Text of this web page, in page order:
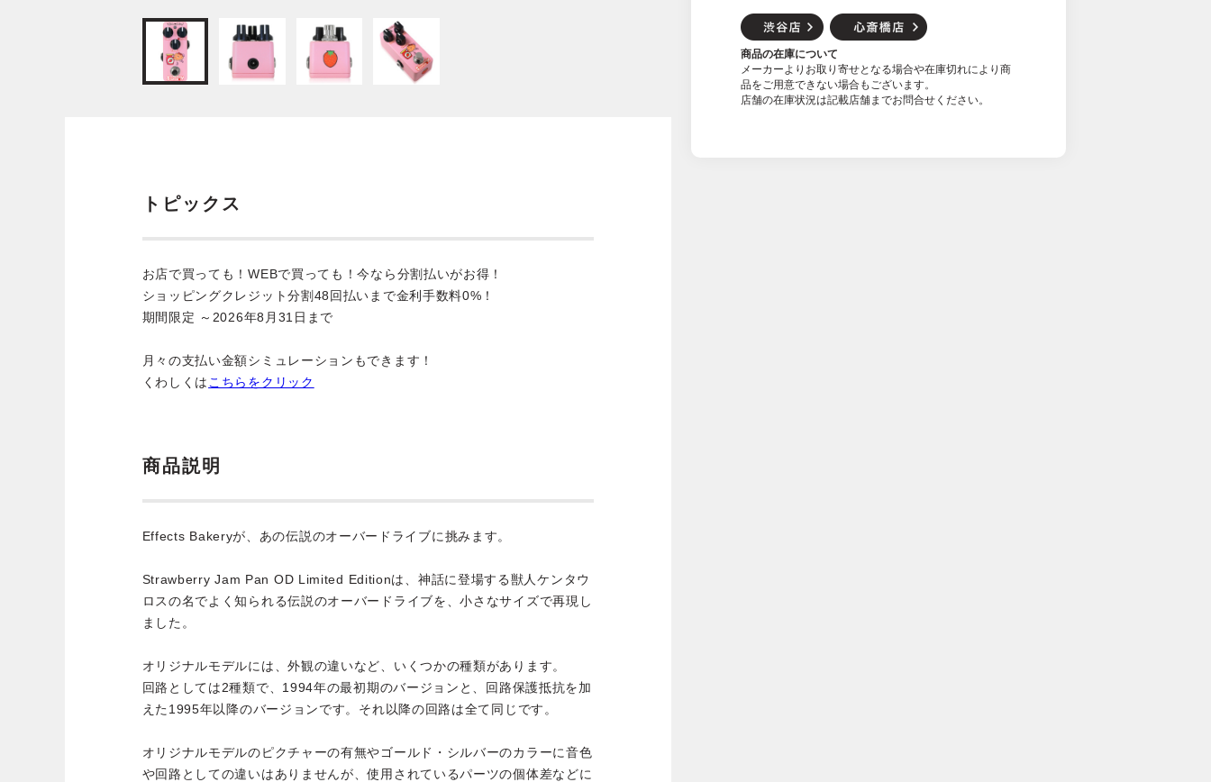
商品の在庫について
メーカーよりお取り寄せとなる場合や在庫切れにより商
品をご用意できない場合もございます。
店舗の在庫状況は記載店舗までお問合せください。
トピックス
お店で買っても！WEBで買っても！今なら分割払いがお得！
ショッピングクレジット分割48回払いまで金利手数料0%！
期間限定 ～2026年8月31日まで
月々の支払い金額シミュレーションもできます！
くわしくは こちらをクリック
商品説明
Effects Bakeryが、あの伝説のオーバードライブに挑みます。
Strawberry Jam Pan OD Limited Editionは、神話に登場する獣人ケンタウ
ロスの名でよく知られる伝説のオーバードライブを、小さなサイズで再現し
ました。
オリジナルモデルには、外観の違いなど、いくつかの種類があります。
回路としては2種類で、1994年の最初期のバージョンと、回路保護抵抗を加
えた1995年以降のバージョンです。それ以降の回路は全て同じです。
オリジナルモデルのピクチャーの有無やゴールド・シルバーのカラーに音色
や回路としての違いはありませんが、使用されているパーツの個体差などに